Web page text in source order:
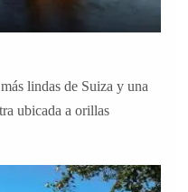
lindas de Suiza y una
ubicada a orillas